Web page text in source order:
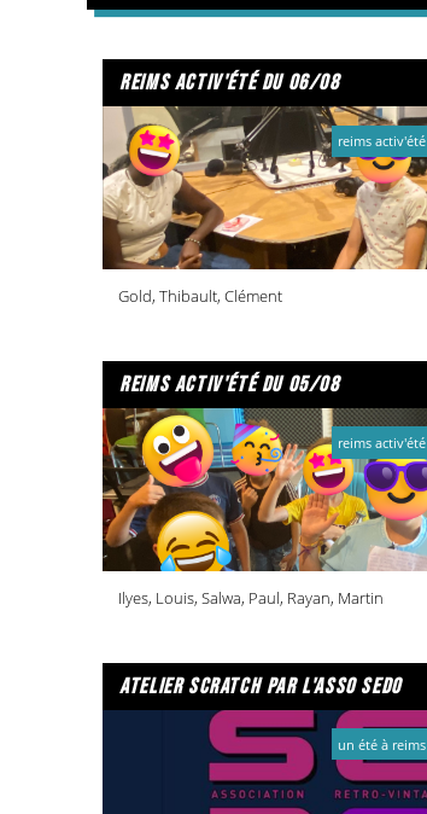
reims activ'été du 06/08
Gold, Thibault, Clément
reims activ'été
reims activ'été du 05/08
Ilyes, Louis, Salwa, Paul, Rayan, Martin
reims activ'été
atelier scratch par l'asso sedo
un été à reims